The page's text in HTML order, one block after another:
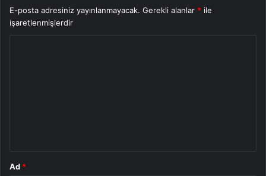
E-posta adresiniz yayınlanmayacak. Gerekli alanlar * ile
işaretlenmişlerdir
Ad *